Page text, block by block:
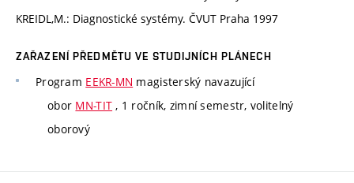
KREIDL,M.: Diagnostické systémy. ČVUT Praha 1997
ZAŘAZENÍ PŘEDMĚTU VE STUDIJNÍCH PLÁNECH
Program EEKR-MN magisterský navazující
obor MN-TIT , 1 ročník, zimní semestr, volitelný
oborový